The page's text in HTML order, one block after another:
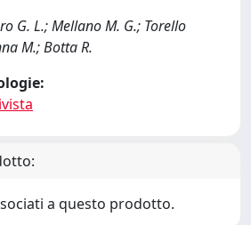
G. L.; Mellano M. G.; Torello
M.; Botta R.
a questo prodotto.